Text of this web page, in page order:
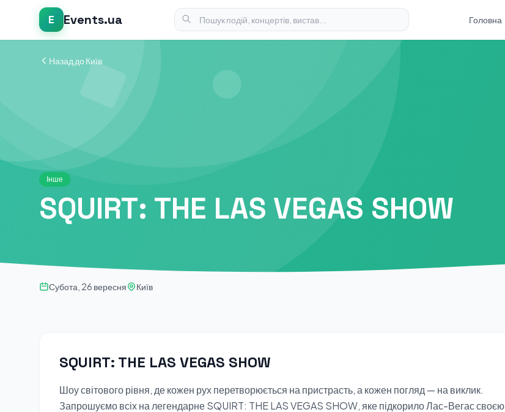
E Events.ua Головна
Назад до Київ
Інше
SQUIRT: THE LAS VEGAS SHOW
Субота, 26 вересня Київ
SQUIRT: THE LAS VEGAS SHOW
Шоу світового рівня, де кожен рух перетворюється на пристрасть, а кожен погляд — на виклик.
Запрошуємо всіх на легендарне SQUIRT: THE LAS VEGAS SHOW, яке підкорило Лас-Вегас своєю